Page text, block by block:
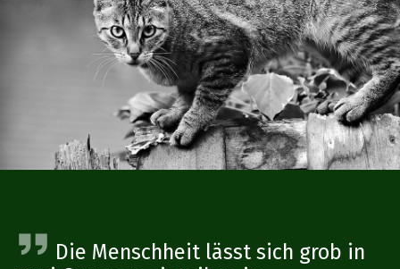
Die Menschheit lässt sich grob in